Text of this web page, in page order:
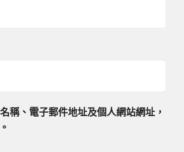
稱、電子郵件地址及個人網站網址，